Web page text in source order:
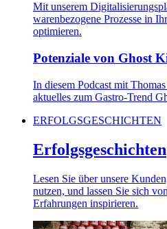
Mit unserem
warenbezogene Prozesse in
optimieren.
Potenziale von Ghost
In diesem Podcast mit
aktuelles zum Gastro-Trend
ERFOLGSGESCHICHTEN
Erfolgsgeschichten
Lesen Sie über unsere
nutzen, und lassen Sie sich
Erfahrungen inspirieren.